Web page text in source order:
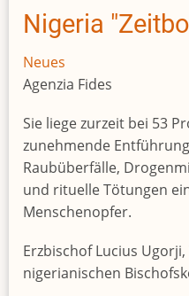
Nigeria
Neues
Agenzia Fides
Sie liege zurzeit bei 53
zunehmende
Raubüberfälle,
und rituelle Tötungen
Menschenopfer.
Erzbischof Lucius
nigerianischen